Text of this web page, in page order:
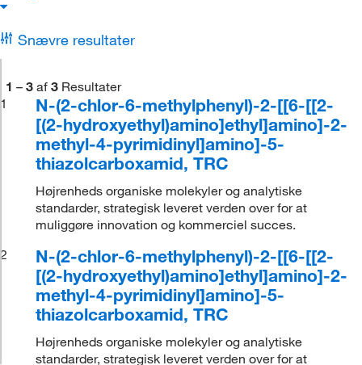
Snævre resultater
1 – 3 af 3 Resultater
1
N-(2-chlor-6-methylphenyl)-2-[[6-[[2-
[(2-hydroxyethyl)amino]ethyl]amino]-2-
methyl-4-pyrimidinyl]amino]-5-
thiazolcarboxamid, TRC
Højrenheds organiske molekyler og analytiske
standarder, strategisk leveret verden over for at
muliggøre innovation og kommerciel succes.
2
N-(2-chlor-6-methylphenyl)-2-[[6-[[2-
[(2-hydroxyethyl)amino]ethyl]amino]-2-
methyl-4-pyrimidinyl]amino]-5-
thiazolcarboxamid, TRC
Højrenheds organiske molekyler og analytiske
standarder, strategisk leveret verden over for at